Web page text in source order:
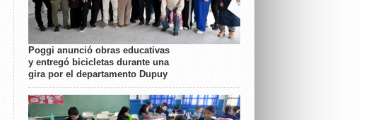
Poggi anunció obras educativas
y entregó bicicletas durante una
gira por el departamento Dupuy